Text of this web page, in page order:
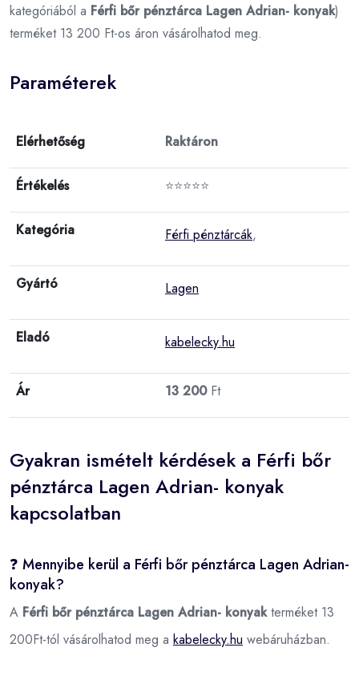
kategóriából a Férfi bőr pénztárca Lagen Adrian- konyak)
terméket 13 200 Ft-os áron vásárolhatod meg.
Paraméterek
Elérhetőség Raktáron
Értékelés ⭐⭐⭐⭐⭐
Kategória Férfi pénztárcák,
Gyártó Lagen
Eladó kabelecky.hu
Ár 13 200Ft
Gyakran ismételt kérdések a Férfi bőr
pénztárca Lagen Adrian- konyak
kapcsolatban
❓ Mennyibe kerül a Férfi bőr pénztárca Lagen Adrian-
konyak?
A Férfi bőr pénztárca Lagen Adrian- konyakterméket 13
200Ft-tól vásárolhatod meg a kabelecky.hu webáruházban.